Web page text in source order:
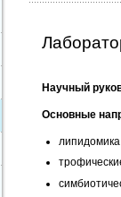
Научный
Основные